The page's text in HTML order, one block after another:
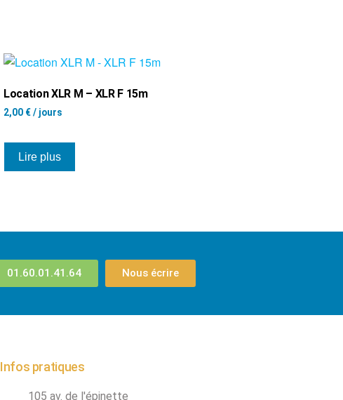
Location XLR M – XLR F 15m
2,00 €/ jours
Lire plus
01.60.01.41.64 Nous écrire
Infos pratiques
105 av. de l'épinette